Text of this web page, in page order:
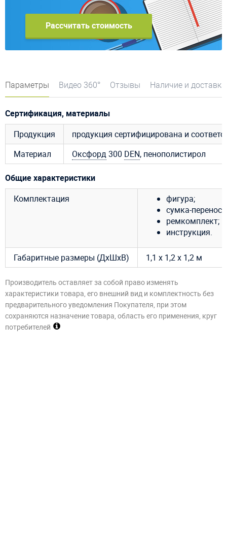
Рассчитать стоимость
Параметры Видео 360° Отзывы Наличие и доставка
Сертификация, материалы
Продукция
продукция сертифицирована и
Материал
Оксфорд300 DEN, пенополистирол
Общие характеристики
Комплектация
фигура;
сумка-
ремкомплект;
инструкция.
Габаритные размеры (ДхШхВ) 1,1 х 1,2 х 1,2 м
Производитель оставляет за собой право изменять
характеристики товара, его внешний вид и комплектность без
предварительного уведомления Покупателя, при этом
сохраняются назначение товара, область его применения, круг
потребителей